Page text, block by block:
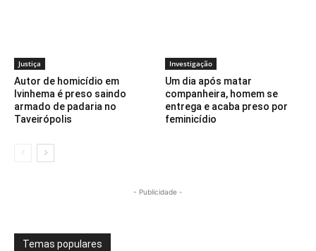
Justiça
Autor de homicídio em
Ivinhema é preso saindo
armado de padaria no
Taveirópolis
Investigação
Um dia após matar
companheira, homem se
entrega e acaba preso por
feminicídio
- Publicidade -
Temas populares